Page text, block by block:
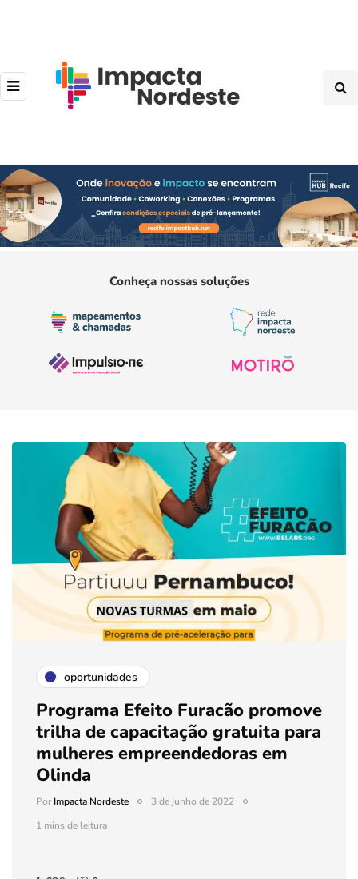
Conheça nossas soluções
oportunidades
Programa Efeito Furacão promove
trilha de capacitação gratuita para
mulheres empreendedoras em
Olinda
PorImpacta Nordeste
3 de junho de 2022
1 mins de leitura